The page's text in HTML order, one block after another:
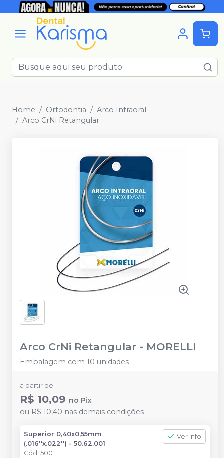
Home Ortodontia
Arco Intraoral
Arco CrNi Retangular
Arco CrNi Retangular - MORELLI
Embalagem com 10 unidades
a partir de:
R$ 10,09 no Pix
ou R$ 10,40 nas demais condições
Superior 0,40x0,55mm
(.016''x.022'') - 50.62.001
Cód. 500
Ver info